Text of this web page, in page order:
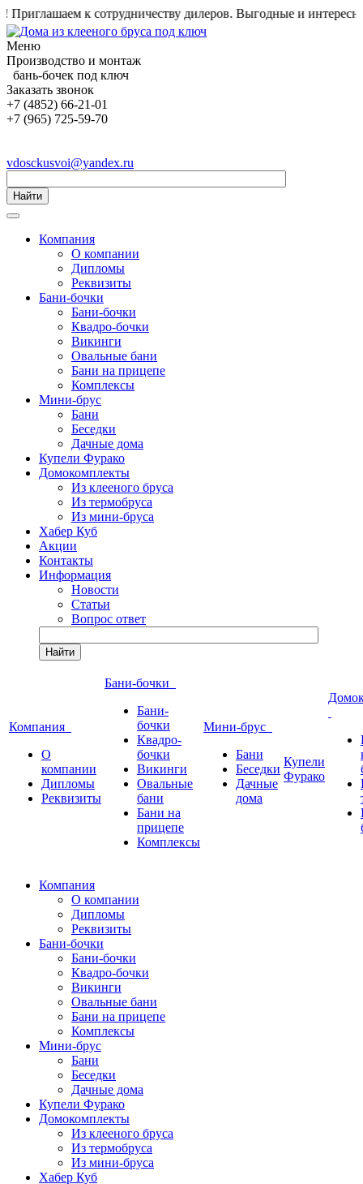
к сотрудничеству дилеров. Выгодные и интересные
Меню
Производство и монтаж
бань-бочек под ключ
Заказать звонок
+7 (4852) 66-21-01
+7 (965) 725-59-70
vdosckusvoi@yandex.ru
Найти
Компания
О компании
Дипломы
Реквизиты
Бани-бочки
Бани-бочки
Квадро-бочки
Викинги
Овальные бани
Бани на прицепе
Комплексы
Мини-брус
Бани
Беседки
Дачные дома
Купели Фурако
Домокомплекты
Из клееного бруса
Из термобруса
Из мини-бруса
Хабер Куб
Акции
Контакты
Информация
Новости
Статьи
Вопрос ответ
Найти
Компания
О
компании
Дипломы
Реквизиты
Бани-бочки
Бани-
бочки
Квадро-
бочки
Викинги
Овальные
бани
Бани на
прицепе
Комплексы
Мини-брус
Бани
Беседки
Дачные
дома
Купели
Фурако
Компания
О компании
Дипломы
Реквизиты
Бани-бочки
Бани-бочки
Квадро-бочки
Викинги
Овальные бани
Бани на прицепе
Комплексы
Мини-брус
Бани
Беседки
Дачные дома
Купели Фурако
Домокомплекты
Из клееного бруса
Из термобруса
Из мини-бруса
Хабер Куб